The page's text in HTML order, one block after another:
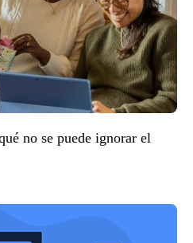
no se puede ignorar el